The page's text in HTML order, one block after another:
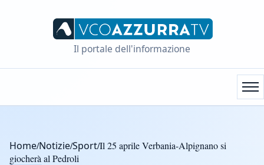
Il portale dell'informazione
Home/Notizie/Sport/Il 25 aprile Verbania-Alpignano si
giocherà al Pedroli